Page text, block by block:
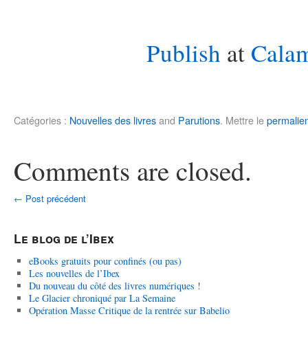
Publish at
Catégories : Nouvelles des livresand Parutions. Mettre le
Comments are closed.
← Post précédent
Le blog de l’Ibex
eBooks gratuits pour confinés (ou pas)
Les nouvelles de l’Ibex
Du nouveau du côté des livres numériques !
Le Glacier chroniqué par La Semaine
Opération Masse Critique de la rentrée sur Babelio